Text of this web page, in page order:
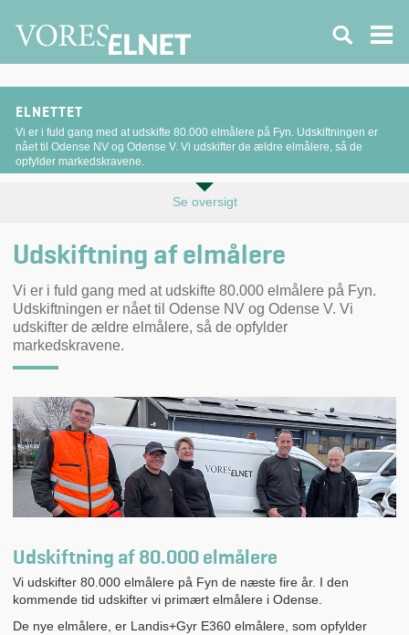
ELNETTET
Vi er i fuld gang med at udskifte 80.000 elmålere på Fyn. Udskiftningen er
nået til Odense NV og Odense V. Vi udskifter de ældre elmålere, så de
opfylder markedskravene.
Se oversigt
Udskiftning af elmålere
Vi er i fuld gang med at udskifte 80.000 elmålere på Fyn.
Udskiftningen er nået til Odense NV og Odense V. Vi
udskifter de ældre elmålere, så de opfylder
markedskravene.
Udskiftning af 80.000 elmålere
Vi udskifter 80.000 elmålere på Fyn de næste fire år. I den
kommende tid udskifter vi primært elmålere i Odense
De nye elmålere, er Landis+Gyr E360 elmålere, som opfylder